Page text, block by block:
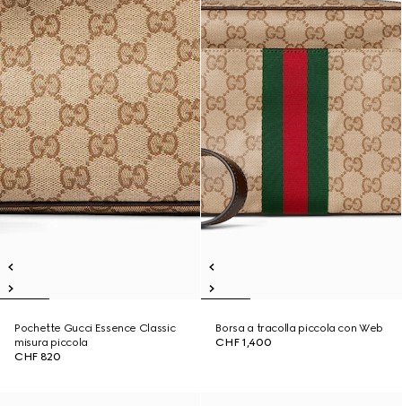
Pochette Gucci Essence Classic
misura piccola
CHF 820
Borsa a tracolla piccola con Web
CHF 1,400